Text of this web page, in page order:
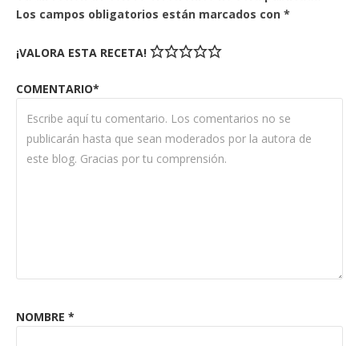
Los campos obligatorios están marcados con *
¡VALORA ESTA RECETA!
COMENTARIO*
NOMBRE *